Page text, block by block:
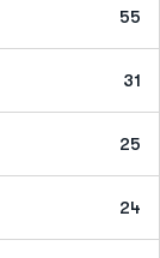
55
31
25
24